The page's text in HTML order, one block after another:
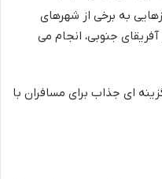
به برخی از شهرهای
جنوبی، انجام می
ای جذاب برای مسافران با